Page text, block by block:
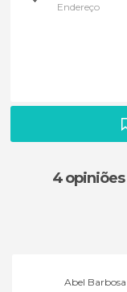
Endereço
4 opiniões
Abel Barbosa